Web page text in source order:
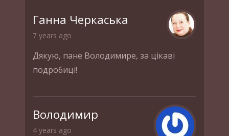
Ганна Черкаська
7 years ago
Дякую, пане Володимире, за цікаві
подробиці!
Володимир
4 years ago